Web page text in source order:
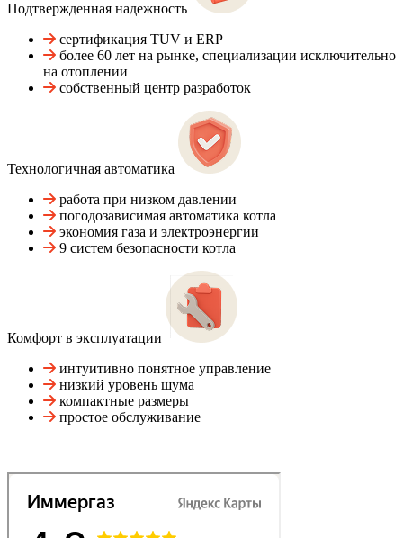
Подтвержденная надежность
сертификация TUV и ERP
более 60 лет на рынке, специализации исключительно
на отоплении
собственный центр разработок
Технологичная автоматика
работа при низком давлении
погодозависимая автоматика котла
экономия газа и электроэнергии
9 систем безопасности котла
Комфорт в эксплуатации
интуитивно понятное управление
низкий уровень шума
компактные размеры
простое обслуживание